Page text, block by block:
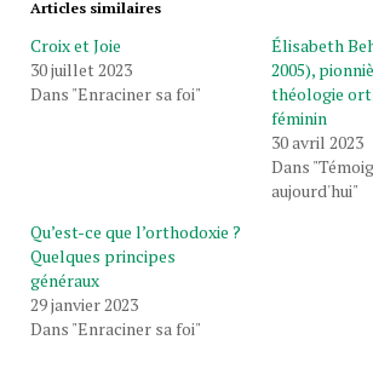
Articles similaires
Croix et Joie
30 juillet 2023
Dans "Enraciner sa foi"
Élisabeth
2005),
théologie
féminin
30 avril 2023
Dans
aujourd'hui"
Qu’est-ce que l’orthodoxie ?
Quelques principes
généraux
29 janvier 2023
Dans "Enraciner sa foi"